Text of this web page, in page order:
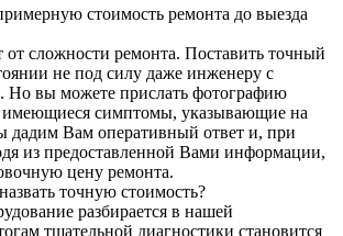
стоимость ремонта до выезда
от сложности ремонта. Поставить точный
не под силу даже инженеру с
вы можете прислать фотографию
симптомы, указывающие на
дадим Вам оперативный ответ и, при
из предоставленной Вами информации,
цену ремонта.
точную стоимость?
разбирается в нашей
тщательной диагностики становится